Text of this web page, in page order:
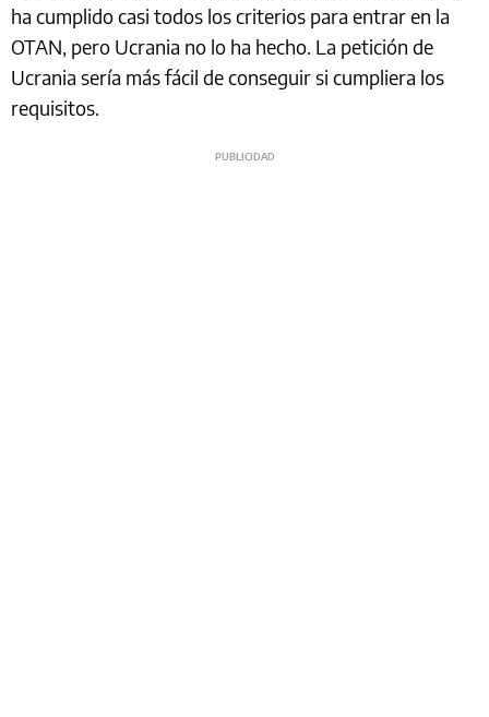
ha cumplido casi todos los criterios para entrar en la
OTAN, pero Ucrania no lo ha hecho. La petición de
Ucrania sería más fácil de conseguir si cumpliera los
requisitos.